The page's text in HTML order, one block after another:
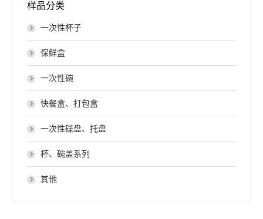
样品分类
一次性杯子
保鲜盒
一次性碗
快餐盒、打包盒
一次性碟盘、托盘
杯、碗盖系列
其他